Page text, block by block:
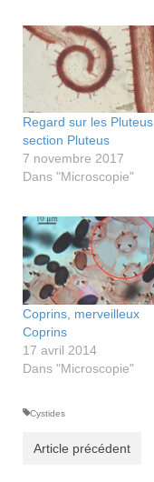
Regard sur les Pluteus
section Pluteus
7 novembre 2017
Dans "Microscopie"
Coprins, merveilleux
Coprins
17 avril 2014
Dans "Microscopie"
Cystides
Article précédent